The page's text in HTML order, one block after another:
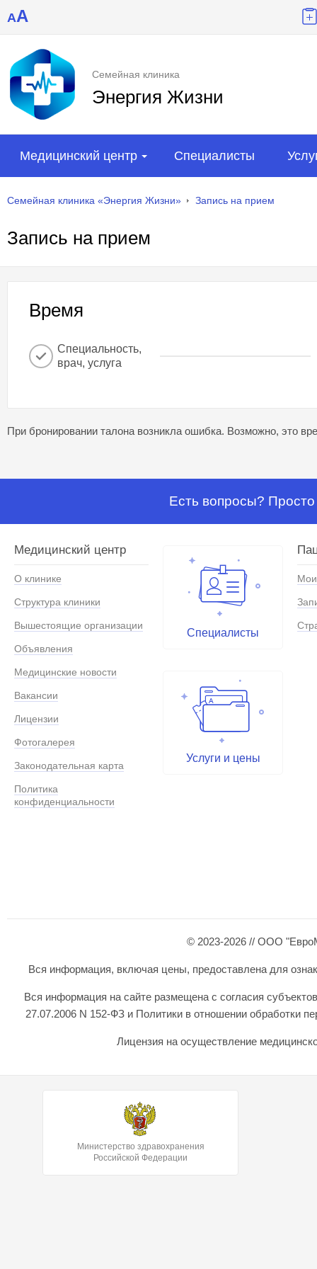
AA
Семейная клиника
Энергия Жизни
Медицинский центр Специалисты
Семейная клиника «Энергия Жизни» Запись на прием
Запись на прием
Время
Специальность,
врач, услуга
При бронировании талона возникла ошибка. Возможно, это
Есть вопросы?
Медицинский центр
О клинике
Структура клиники
Вышестоящие организации
Объявления
Медицинские новости
Вакансии
Лицензии
Фотогалерея
Законодательная карта
Политика
конфиденциальности
Специалисты
Услуги и цены
© 2023-2026 // ООО
Вся информация, включая цены, предоставлена для
Вся информация на сайте размещена с согласия
27.07.2006 N 152-ФЗ и Политики в отношении обработки
Лицензия на осуществление
Министерство здравохранения
Российской Федерации